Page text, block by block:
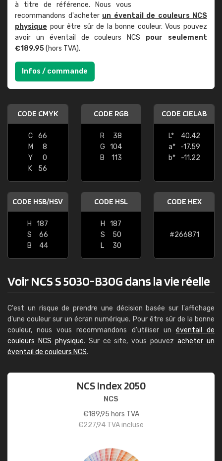
à titre de référence. Nous vous
recommandons d'acheter un éventail de couleurs NCS
physique pour être sûr de la bonne couleur. Vous pouvez
avoir un éventail de couleurs NCS pour seulement
€189,95(hors TVA).
Infos / commande
CODE CMYK
C
66
M
8
Y
0
K
56
CODE RGB
R
38
G
104
B
113
CODE CIELAB
L*
40.42
a*
-17.59
b*
-11.22
CODE HSB/HSV
H
187
S
66
B
44
CODE HSL
H
187
S
50
L
30
CODE HEX
#266871
Voir NCS S 5030-B30G dans la vie réelle
C'est un risque de prendre une décision basée sur l'affichage
d'une couleur sur un écran numérique. Pour être sûr de la bonne
couleur, nous vous recommandons d'utiliser un éventail de
couleurs NCS physique. Sur ce site, vous pouvezacheter un
éventail de couleurs NCS.
NCS Index 2050
NCS
€189,95 hors TVA
€227,94 TVA incluse